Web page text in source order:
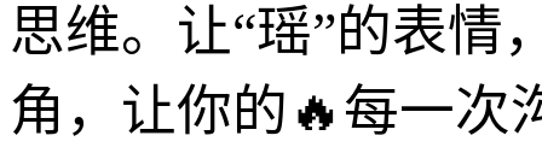
思维。让“瑶”的表情
角，让你的🔥每一次